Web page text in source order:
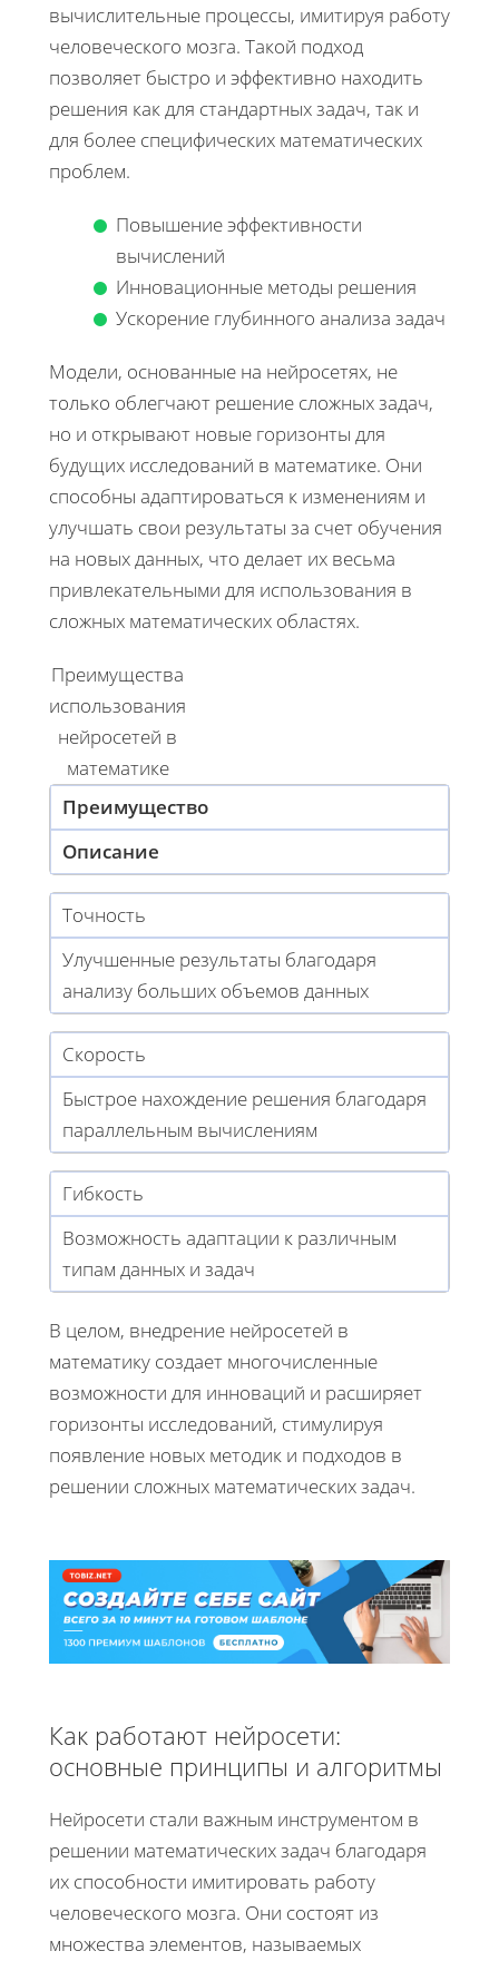
вычислительные процессы, имитируя работу
человеческого мозга. Такой подход
позволяет быстро и эффективно находить
решения как для стандартных задач, так и
для более специфических математических
проблем.
Повышение эффективности
вычислений
Инновационные методы решения
Ускорение глубинного анализа задач
Модели, основанные на нейросетях, не
только облегчают решение сложных задач,
но и открывают новые горизонты для
будущих исследований в математике. Они
способны адаптироваться к изменениям и
улучшать свои результаты за счет обучения
на новых данных, что делает их весьма
привлекательными для использования в
сложных математических областях.
Преимущества
использования
нейросетей в
математике
Преимущество
Описание
Точность
Улучшенные результаты благодаря
анализу больших объемов данных
Скорость
Быстрое нахождение решения благодаря
параллельным вычислениям
Гибкость
Возможность адаптации к различным
типам данных и задач
В целом, внедрение нейросетей в
математику создает многочисленные
возможности для инноваций и расширяет
горизонты исследований, стимулируя
появление новых методик и подходов в
решении сложных математических задач.
Как работают нейросети:
основные принципы и алгоритмы
Нейросети стали важным инструментом в
решении математических задач благодаря
их способности имитировать работу
человеческого мозга. Они состоят из
множества элементов, называемых